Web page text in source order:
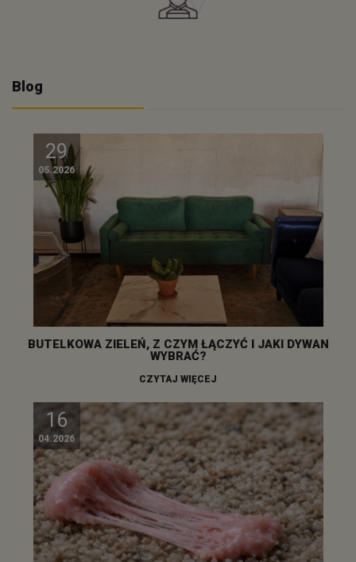
Blog
29
05.2026
BUTELKOWA ZIELEŃ, Z CZYM ŁĄCZYĆ I JAKI DYWAN
WYBRAĆ?
CZYTAJ WIĘCEJ
16
04.2026